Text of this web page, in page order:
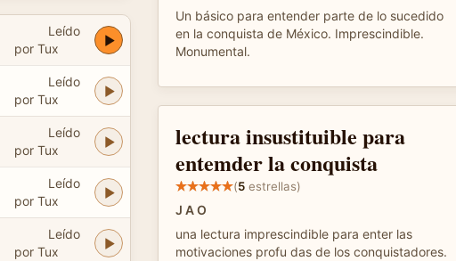
Leído
por Tux
Leído
por Tux
Leído
por Tux
Leído
por Tux
Leído
por Tux
Un básico para entender parte de lo sucedido
en la conquista de México. Imprescindible.
Monumental.
lectura insustituible para
entemder la conquista
(5 estrellas)
J A O
una lectura imprescindible para enter las
motivaciones profu das de los conquistadores.